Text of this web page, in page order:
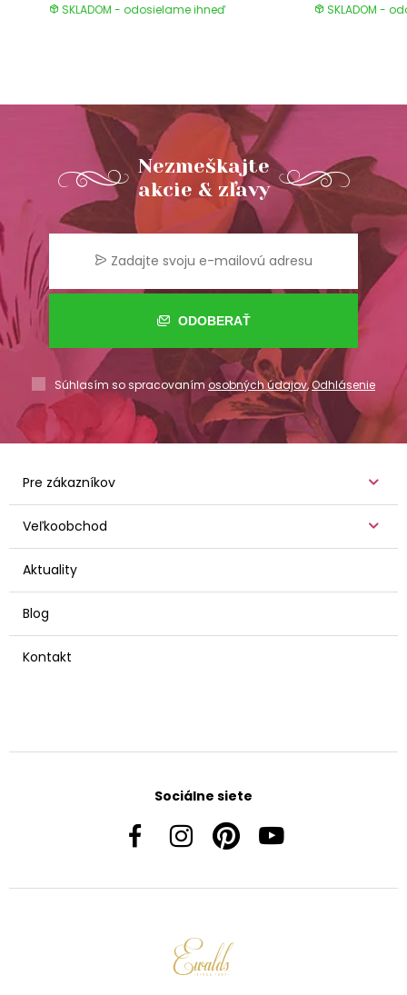
SKLADOM - odosielame ihneď SKLADOM -
Nezmeškajte
akcie & zľavy
ODOBERAŤ
Súhlasím so spracovaním osobných údajov,Odhlásenie
Pre zákazníkov
Veľkoobchod
Aktuality
Blog
Kontakt
Sociálne siete